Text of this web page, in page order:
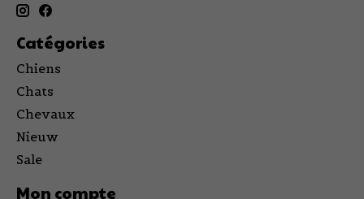
Catégories
Chiens
Chats
Chevaux
Nieuw
Sale
Mon compte